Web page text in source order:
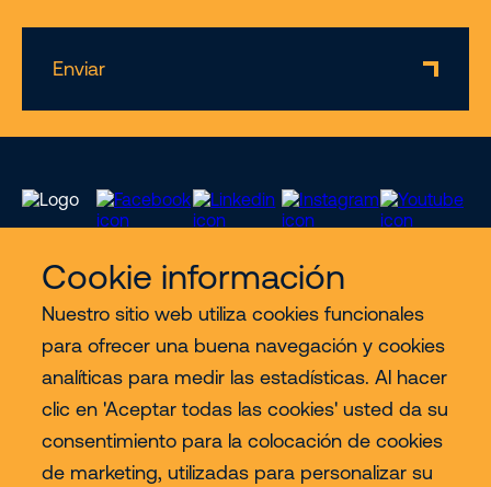
Cookie información
Nuestro sitio web utiliza cookies funcionales
para ofrecer una buena navegación y cookies
analíticas para medir las estadísticas. Al hacer
clic en 'Aceptar todas las cookies' usted da su
consentimiento para la colocación de cookies
de marketing, utilizadas para personalizar su
Enviar
Servicios
Sectores
Contact